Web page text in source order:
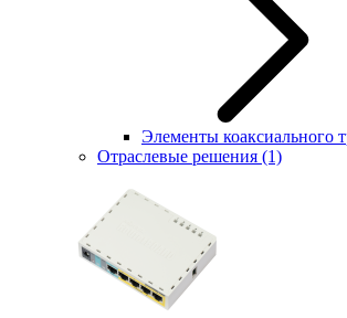
Элементы коаксиального
Отраслевые решения (1)